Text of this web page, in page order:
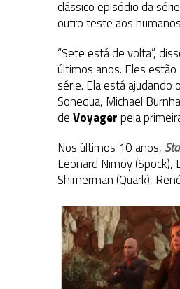
clássico episódio da
outro teste aos
“Sete está de volta”,
últimos anos. Eles
série. Ela está
Sonequa, Michael
deVoyagerpela
Nos últimos 10 anos,
Leonard Nimoy (Spock),
Shimerman (Quark),